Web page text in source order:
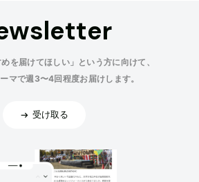
めを届けてほしい」という方に向けて、
マで週3〜4回程度お届けします。
受け取る